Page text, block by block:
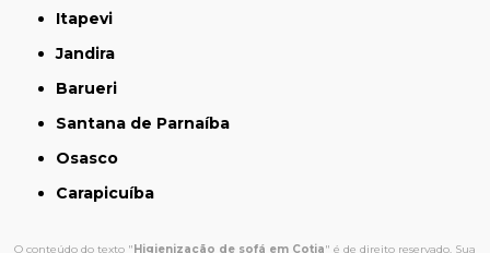
Itapevi
Jandira
Barueri
Santana de Parnaíba
Osasco
Carapicuíba
O conteúdo do texto " Higienização de sofá em Cotia" é de direito reservado. Sua